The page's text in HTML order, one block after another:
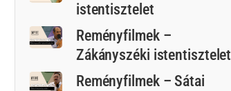
istentisztelet
Reményfilmek –
Zákányszéki istentisztelet
Reményfilmek – Sátai